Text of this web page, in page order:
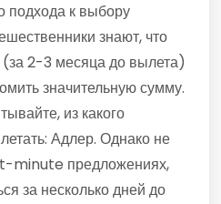
подхода к выбору
знают, что
2-3 месяца до вылета)
значительную сумму.
из какого
Адлер. Однако не
minute предложениях,
за несколько дней до